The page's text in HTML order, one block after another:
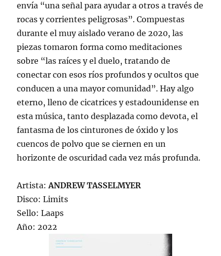
envía “una señal para ayudar a otros a través de
rocas y corrientes peligrosas”. Compuestas
durante el muy aislado verano de 2020, las
piezas tomaron forma como meditaciones
sobre “las raíces y el duelo, tratando de
conectar con esos ríos profundos y ocultos que
conducen a una mayor comunidad”. Hay algo
eterno, lleno de cicatrices y estadounidense en
esta música, tanto desplazada como devota, el
fantasma de los cinturones de óxido y los
cuencos de polvo que se ciernen en un
horizonte de oscuridad cada vez más profunda.
Artista:ANDREW TASSELMYER
Disco: Limits
Sello: Laaps
Año: 2022